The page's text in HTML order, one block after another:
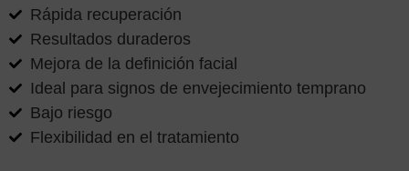
Rápida recuperación
Resultados duraderos
Mejora de la definición facial
Ideal para signos de envejecimiento temprano
Bajo riesgo
Flexibilidad en el tratamiento